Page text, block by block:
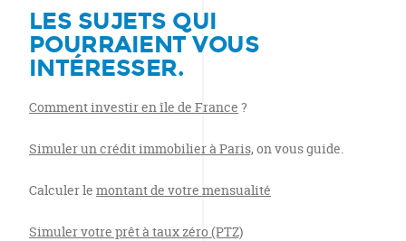
LES SUJETS QUI
POURRAIENT VOUS
INTÉRESSER.
Comment investir en île de France ?
Simuler un crédit immobilier à Paris, on vous guide.
Calculer le montant de votre mensualité
Simuler votre prêt à taux zéro (PTZ)